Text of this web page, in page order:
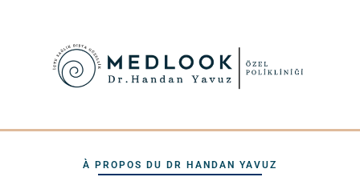
À PROPOS DU DR HANDAN YAVUZ